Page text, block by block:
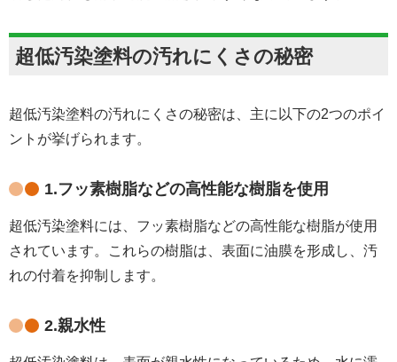
超低汚染塗料の汚れにくさの秘密
超低汚染塗料の汚れにくさの秘密は、主に以下の2つのポイ
ントが挙げられます。
1.フッ素樹脂などの高性能な樹脂を使用
超低汚染塗料には、フッ素樹脂などの高性能な樹脂が使用
されています。これらの樹脂は、表面に油膜を形成し、汚
れの付着を抑制します。
2.親水性